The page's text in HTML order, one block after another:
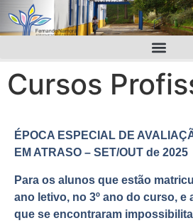
Cursos
ÉPOCA ESPECIAL DE
EM ATRASO – SET/OUT de 2025
Para os alunos que estão
ano letivo, no 3º ano do curso, e
que se encontraram